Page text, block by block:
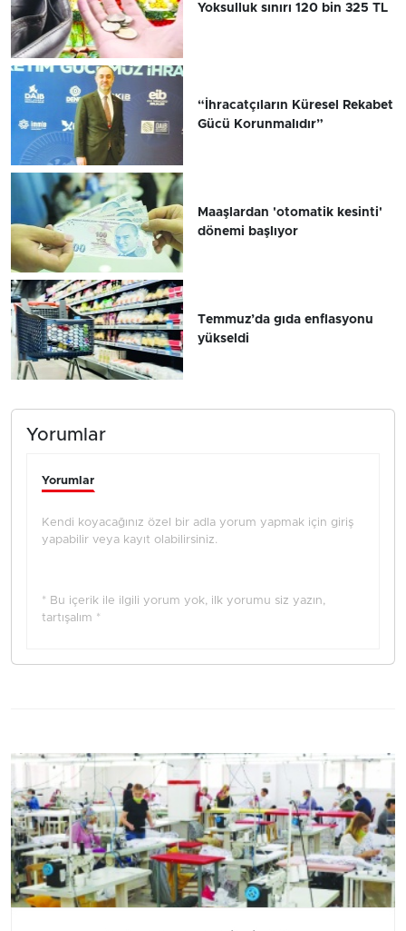
Yoksulluk sınırı 120 bin 325 TL
“İhracatçıların Küresel Rekabet
Gücü Korunmalıdır”
Maaşlardan 'otomatik kesinti'
dönemi başlıyor
Temmuz’da gıda enflasyonu
yükseldi
Yorumlar
Yorumlar
Kendi koyacağınız özel bir adla yorum yapmak için giriş
yapabilir veya kayıt olabilirsiniz.
* Bu içerik ile ilgili yorum yok, ilk yorumu siz yazın,
tartışalım *